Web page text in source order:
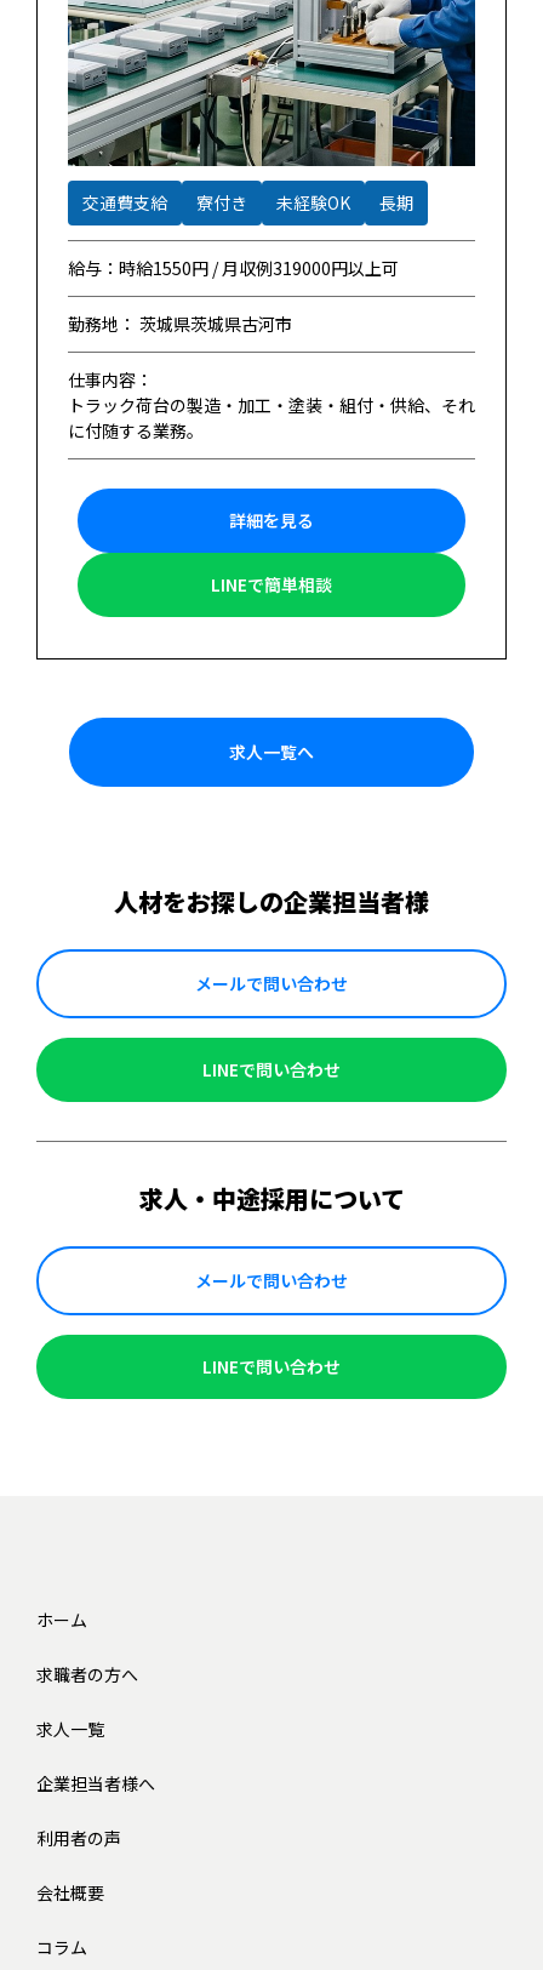
交通費支給 寮付き 未経験OK 長期
給与：時給1550円 / 月収例319000円以上可
勤務地： 茨城県茨城県古河市
仕事内容：
トラック荷台の製造・加工・塗装・組付・供給、それ
に付随する業務。
詳細を見る
LINEで簡単相談
求人一覧へ
人材をお探しの企業担当者様
メールで問い合わせ
LINEで問い合わせ
求人・中途採用について
メールで問い合わせ
LINEで問い合わせ
ホーム
求職者の方へ
求人一覧
企業担当者様へ
利用者の声
会社概要
コラム